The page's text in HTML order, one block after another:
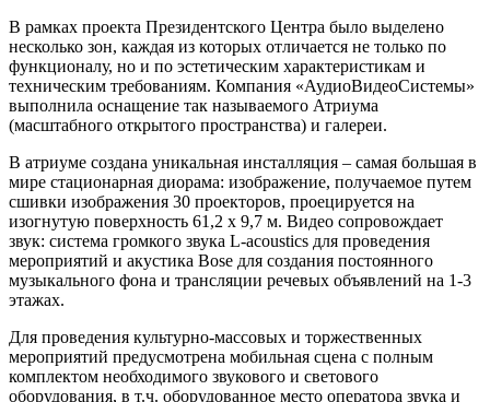
В рамках проекта Президентского Центра было выделено
несколько зон, каждая из которых отличается не только по
функционалу, но и по эстетическим характеристикам и
техническим требованиям. Компания «АудиоВидеоСистемы»
выполнила оснащение так называемого Атриума
(масштабного открытого пространства) и галереи.
В атриуме создана уникальная инсталляция – самая большая в
мире стационарная диорама: изображение, получаемое путем
сшивки изображения 30 проекторов, проецируется на
изогнутую поверхность 61,2 х 9,7 м. Видео сопровождает
звук: система громкого звука L-acoustics для проведения
мероприятий и акустика Bose для создания постоянного
музыкального фона и трансляции речевых объявлений на 1-3
этажах.
Для проведения культурно-массовых и торжественных
мероприятий предусмотрена мобильная сцена с полным
комплектом необходимого звукового и светового
оборудования, в т.ч. оборудованное место оператора звука и